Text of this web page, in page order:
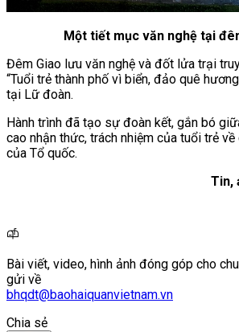
Một tiết mục văn nghệ tại
Đêm Giao lưu văn nghệ và đốt lửa trại
“Tuổi trẻ thành phố vì biển, đảo quê
tại Lữ đoàn.
Hành trình đã tạo sự đoàn kết, gắn bó
cao nhận thức, trách nhiệm của tuổi trẻ
của Tổ quốc.
Tin,
Bài viết, video, hình ảnh đóng góp cho
gửi về
bhqdt@baohaiquanvietnam.vn
Chia sẻ